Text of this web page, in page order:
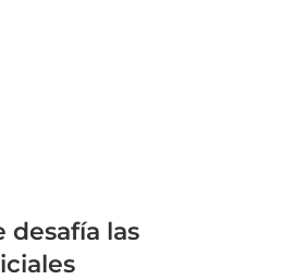
desafía las